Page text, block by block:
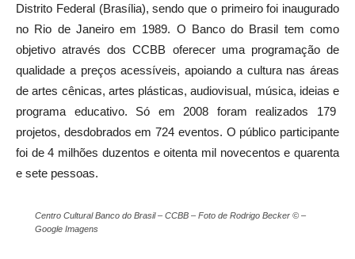
Distrito Federal (Brasília), sendo que o primeiro foi inaugurado
no Rio de Janeiro em 1989. O Banco do Brasil tem como
objetivo através dos CCBB oferecer uma programação de
qualidade a preços acessíveis, apoiando a cultura nas áreas
de artes cênicas, artes plásticas, audiovisual, música, ideias e
programa educativo. Só em 2008 foram realizados 179
projetos, desdobrados em 724 eventos. O público participante
foi de 4 milhões duzentos e oitenta mil novecentos e quarenta
e sete pessoas.
Centro Cultural Banco do Brasil – CCBB – Foto de Rodrigo Becker © –
Google Imagens